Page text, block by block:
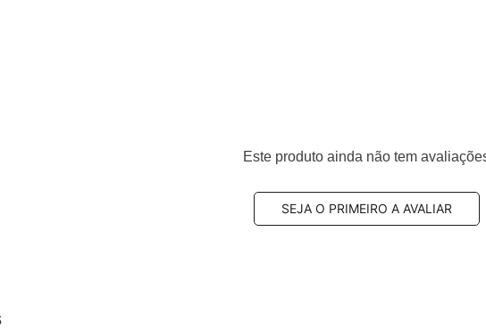
experiência fornecendo componentes originais para montadoras na
nossa fábrica na Turquia.
do veículo, conforto e retira as vibrações.
montadoras na EUROPA e com certificado INMETRO.
Este produto ainda não tem
SEJA O PRIMEIRO A AVALIAR